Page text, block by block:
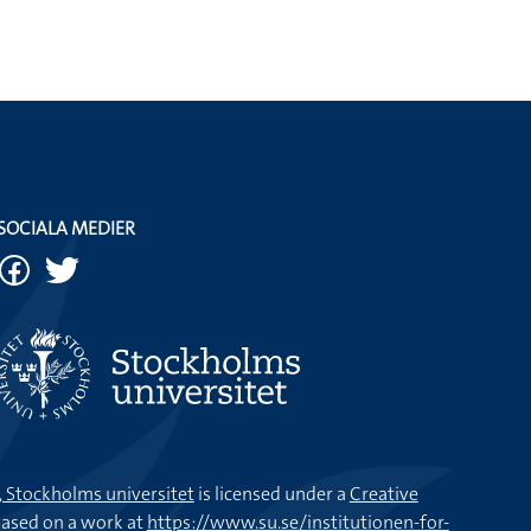
MEDIER
universitetis licensed under aCreative
on a work athttps://www.su.se/institutionen-for-